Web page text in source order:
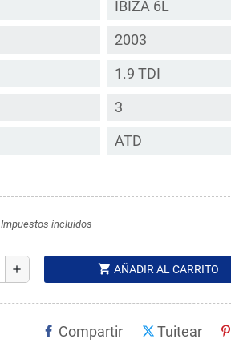
IBIZA 6L
2003
1.9 TDI
3
ATD
Impuestos incluidos
add shopping_cart AÑADIR AL CARRITO
Compartir Tuitear